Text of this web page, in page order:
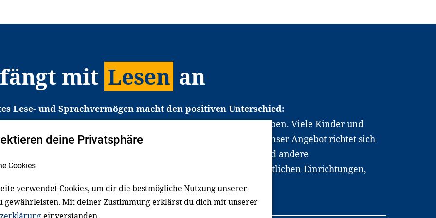
mit Lesen an
Lese- und Sprachvermögen macht den positiven Unterschied:
den Zugang zu Bildung und einem erfolgreichen Berufsleben. Viele Kinder und
in Deutschland haben aber große Schwierigkeiten dabei. Unser Angebot richtet sich
gezielt an Familien sowie an Erzieher*innen, Lehrer*innen und andere
Dafür arbeiten wir eng mit Ministerien, wissenschaftlichen Einrichtungen,
Unternehmen und anderen Stiftungen zusammen.
deine Privatsphäre
Cookies
verwendet Cookies, um dir die bestmögliche Nutzung unserer
gewährleisten. Mit deiner Zustimmung erklärst du dich mit unserer
einverstanden.